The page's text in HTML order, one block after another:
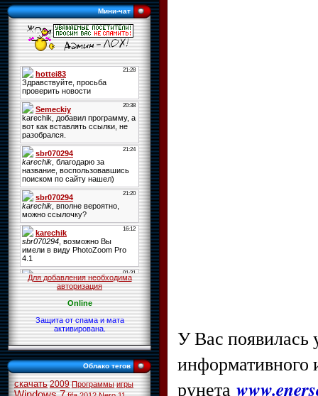
Мини-чат
Для добавления необходима
авторизация
Online
Защита от спама и мата
активирована.
Облако тегов
скачать 2009 Программы игры
У Вас появилась
информативного
рунета